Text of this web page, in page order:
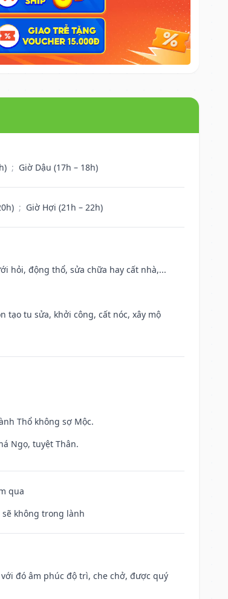
; Giờ Dậu (17h – 18h)
; Giờ Hợi (21h – 22h)
hỏi, động thổ, sửa chữa hay cất nhà,...
tạo tu sửa, khởi công, cất nóc, xây mộ
Thổ không sợ Mộc.
Ngọ, tuyệt Thân.
qua
không trong lành
đó âm phúc độ trì, che chở, được quý